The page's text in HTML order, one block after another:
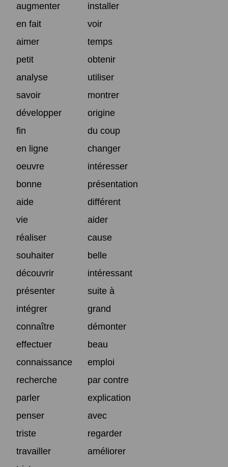
augmenter
installer
en fait
voir
aimer
temps
petit
obtenir
analyse
utiliser
savoir
montrer
développer
origine
fin
du coup
en ligne
changer
oeuvre
intéresser
bonne
présentation
aide
différent
vie
aider
réaliser
cause
souhaiter
belle
découvrir
intéressant
présenter
suite à
intégrer
grand
connaître
démonter
effectuer
beau
connaissance
emploi
recherche
par contre
parler
explication
penser
avec
triste
regarder
travailler
améliorer